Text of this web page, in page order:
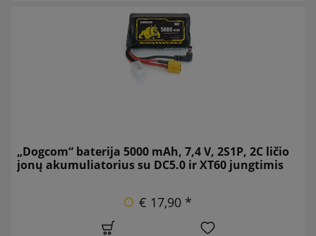
„Dogcom“ baterija 5000 mAh, 7,4 V, 2S1P, 2C ličio
jonų akumuliatorius su DC5.0 ir XT60 jungtimis
€ 17,90 *